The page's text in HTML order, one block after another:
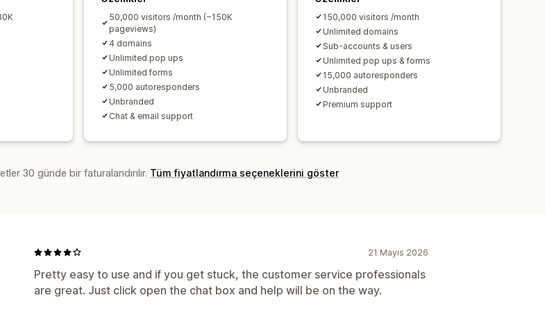
50,000 visitors /month (~150K
pageviews)
4 domains
Unlimited pop ups
Unlimited forms
5,000 autoresponders
Unbranded
Chat & email support
150,000 visitors /month
Unlimited domains
Sub-accounts & users
Unlimited pop ups & forms
15,000 autoresponders
Unbranded
Premium support
30 günde bir faturalandırılır. Tüm fiyatlandırma seçeneklerini göster
21 Mayıs 2026
Pretty easy to use and if you get stuck, the customer service professionals
are great. Just click open the chat box and help will be on the way.